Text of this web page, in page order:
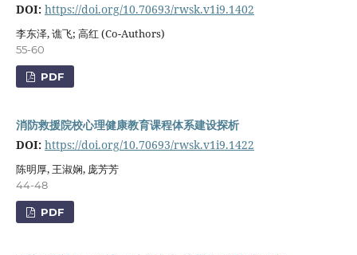
DOI: https://doi.org/10.70693/rwsk.v1i9.1402
李东泽, 谯飞; 高红 (Co-Authors)
55-60
PDF
消防救援院校心理健康教育课程体系建设探析
DOI: https://doi.org/10.70693/rwsk.v1i9.1422
陈明厚, 王淑娴, 庞芳芳
44-48
PDF